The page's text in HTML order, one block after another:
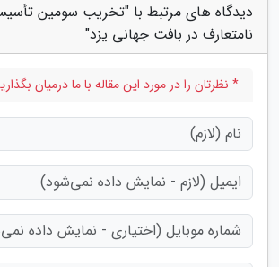
دیدگاه های مرتبط با "تخریب سومین
نامتعارف در بافت جهانی یزد"
* نظرتان را در مورد این مقاله با ما درمیان